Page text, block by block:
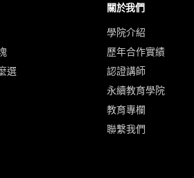
選
關於我們
學院介紹
歷年合作實績
認證講師
永續教育學院
教育專欄
聯繫我們